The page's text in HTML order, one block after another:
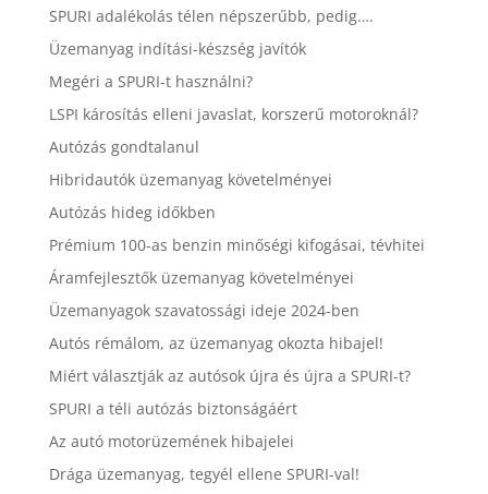
SPURI adalékolás télen népszerűbb, pedig….
Üzemanyag indítási-készség javítók
Megéri a SPURI-t használni?
LSPI károsítás elleni javaslat, korszerű motoroknál?
Autózás gondtalanul
Hibridautók üzemanyag követelményei
Autózás hideg időkben
Prémium 100-as benzin minőségi kifogásai, tévhitei
Áramfejlesztők üzemanyag követelményei
Üzemanyagok szavatossági ideje 2024-ben
Autós rémálom, az üzemanyag okozta hibajel!
Miért választják az autósok újra és újra a SPURI-t?
SPURI a téli autózás biztonságáért
Az autó motorüzemének hibajelei
Drága üzemanyag, tegyél ellene SPURI-val!